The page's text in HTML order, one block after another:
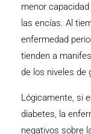
menor
las encías. Al
enfermedad
tienden a
de los niveles de
Lógicamente, si
diabetes, la
negativos sobre